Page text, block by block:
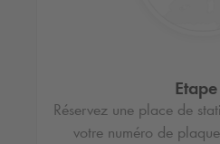
Etape
Réservez une place de
votre numéro de